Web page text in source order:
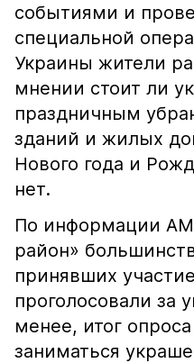
событиями и
специальной
Украины жители
мнении стоит ли
праздничным
зданий и жилых
Нового года и
нет.
По информации
район»
принявших
проголосовали за
менее, итог
заниматься